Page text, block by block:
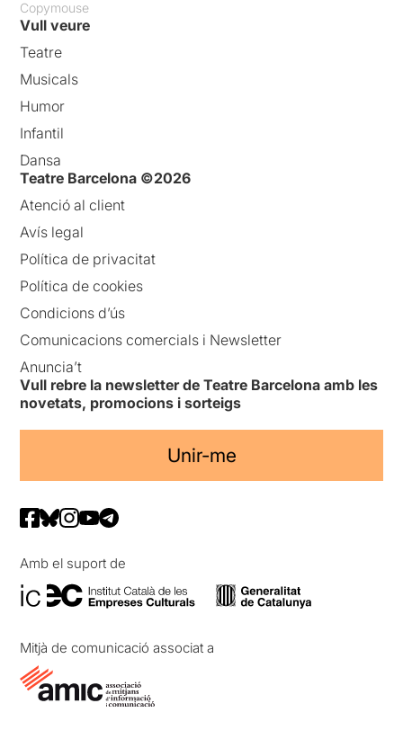
Copymouse
Vull veure
Teatre
Musicals
Humor
Infantil
Dansa
Teatre Barcelona ©2026
Atenció al client
Avís legal
Política de privacitat
Política de cookies
Condicions d’ús
Comunicacions comercials i Newsletter
Anuncia’t
Vull rebre la newsletter de Teatre Barcelona amb les
novetats, promocions i sorteigs
Unir-me
Amb el suport de
Mitjà de comunicació associat a